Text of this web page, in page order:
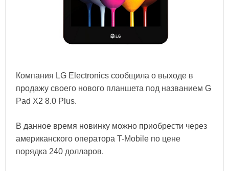
Компания LG Electronics сообщила о выходе в
продажу своего нового планшета под названием G
Pad X2 8.0 Plus.
В данное время новинку можно приобрести через
американского оператора T-Mobile по цене
порядка 240 долларов.